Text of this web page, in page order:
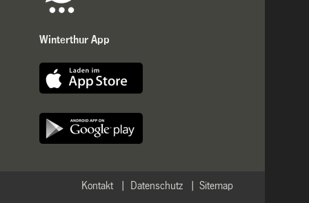
Winterthur App
Sitemap
Datenschutz
Kontakt